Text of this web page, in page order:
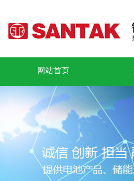
网站首页